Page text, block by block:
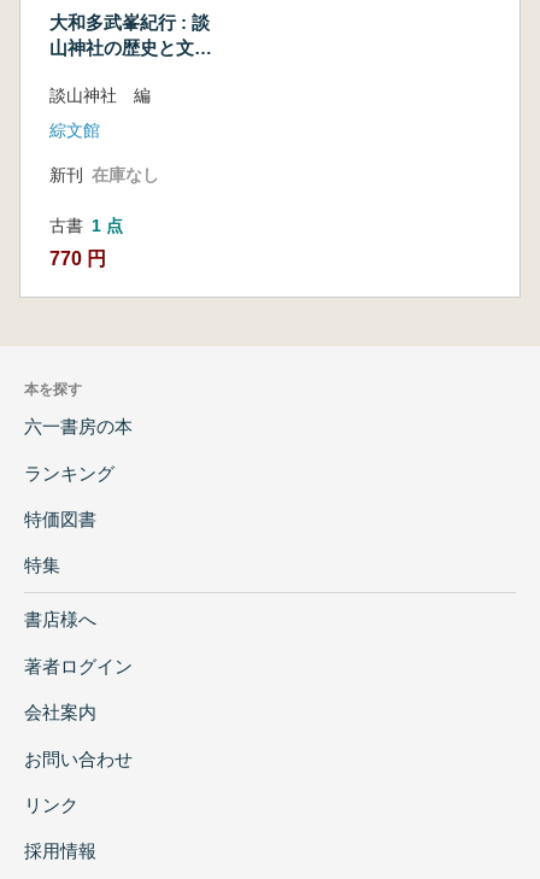
大和多武峯紀行 : 談
山神社の歴史と文学
談山神社 編
綜文館
新刊 在庫なし
古書 1 点
770 円
本を探す
六一書房の本
ランキング
特価図書
特集
書店様へ
著者ログイン
会社案内
お問い合わせ
リンク
採用情報